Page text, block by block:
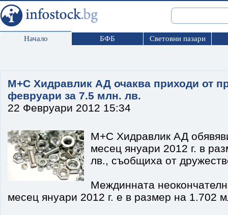
Начало БФБ Световни пазари
М+С Хидравлик АД очаква приходи от
февруари за 7.5 млн. лв.
22 Февруари 2012 15:34
М+С Хидравлик АД
месец януари 2012 г. в
лв., съобщиха от
Междинната
месец януари 2012 г. е в размер на 1.702